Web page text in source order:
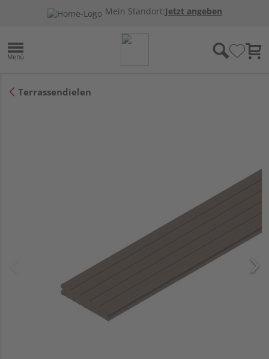
Mein Standort:Jetzt angeben
Terrassendielen